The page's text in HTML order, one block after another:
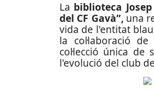
La biblioteca
del CF Gavà”, una
vida de l'entitat
la col·laboració
col·lecció única
l'evolució del club